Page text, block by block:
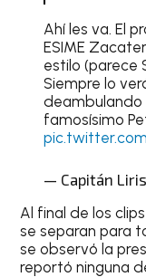
Ahí les va. El
ESIME
estilo (parece
Siempre lo
deambulando
famosísimo
— Capitán
Al final de los
se separan para
se observó la
reportó ninguna